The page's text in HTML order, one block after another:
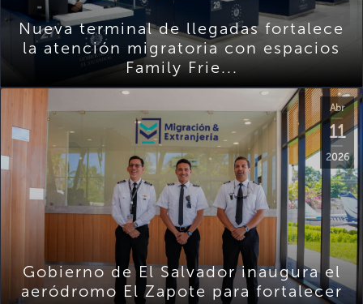
Nueva terminal de llegadas fortalece
la atención migratoria con espacios
Family Frie...
Abr
11
2026
Gobierno de El Salvador inaugura el
aeródromo El Zapote para fortalecer